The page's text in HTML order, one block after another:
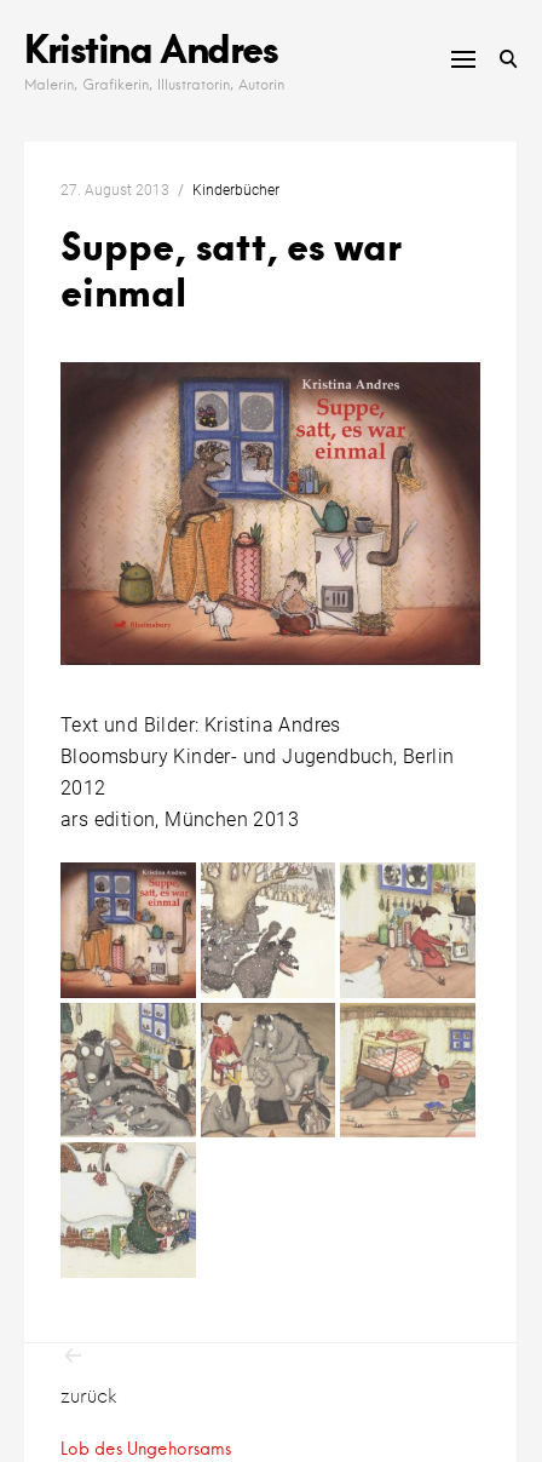
content
Kristina Andres
Malerin, Grafikerin, Illustratorin, Autorin
27. August 2013 Kinderbücher
Suppe, satt, es war
einmal
Text und Bilder: Kristina Andres
Bloomsbury Kinder- und Jugendbuch, Berlin
2012
ars edition, München 2013
Beitragsnavigation
zurück
Lob des Ungehorsams